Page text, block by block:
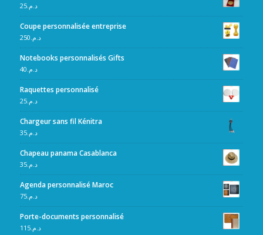
د.م.25
Coupe personnalisée entreprise
د.م. 250
Notebooks personnalisés Gifts
د.م. 40
Raquettes personnalisé
د.م.25
Chargeur sans fil Kénitra
د.م.35
Chapeau panama Casablanca
د.م.35
Agenda personnalisé Maroc
د.م.75
Porte-documents personnalisé
د.م.115